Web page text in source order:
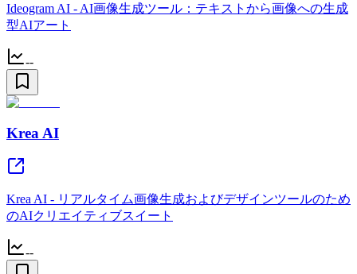
Ideogram AI - AI画像生成ツール：テキストから画像への生成
型AIアート
--
Krea AI
Krea AI - リアルタイム画像生成およびデザインツールのため
のAIクリエイティブスイート
--